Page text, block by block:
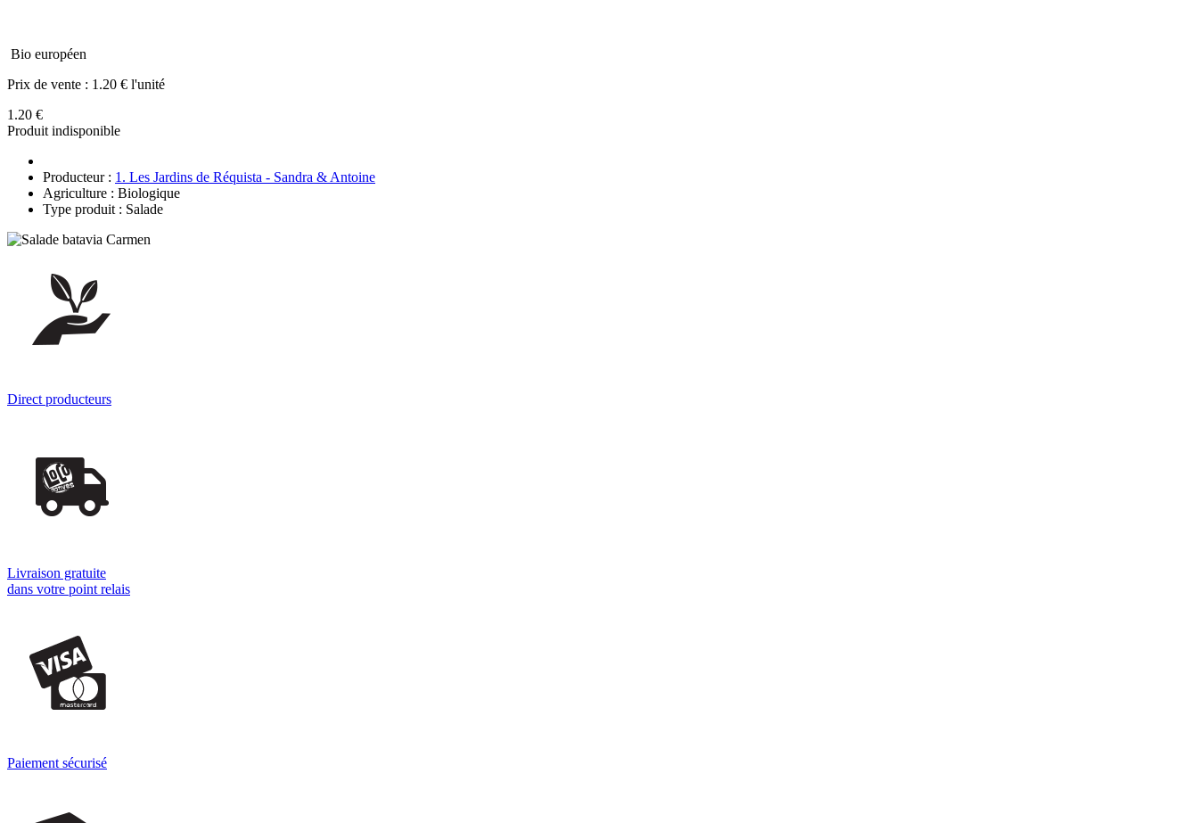
Bio européen
Prix de vente : 1.20 € l'unité
1.20 €
Produit indisponible
Producteur : 1. Les Jardins de Réquista - Sandra & Antoine
Agriculture : Biologique
Type produit : Salade
Direct producteurs
Livraison gratuite
dans votre point relais
Paiement sécurisé